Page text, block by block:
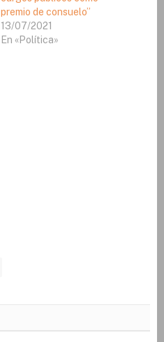
premio de consuelo”
13/07/2021
En «Política»